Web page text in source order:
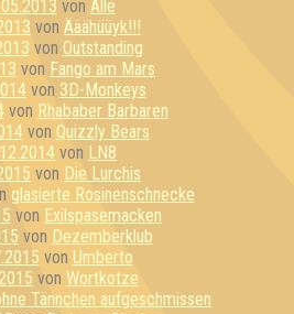
von Alle
von Ääähüüyk!!!
von Outstanding
von Fango am Mars
von 3D-Monkeys
von Rhababer Barbaren
von Quizzly Bears
von LN8
von Die Lurchis
glasierte Rosinenschnecke
von Exilspasemacken
von Dezemberklub
von Umberto
von Wortkotze
Tännchen aufgeschmissen